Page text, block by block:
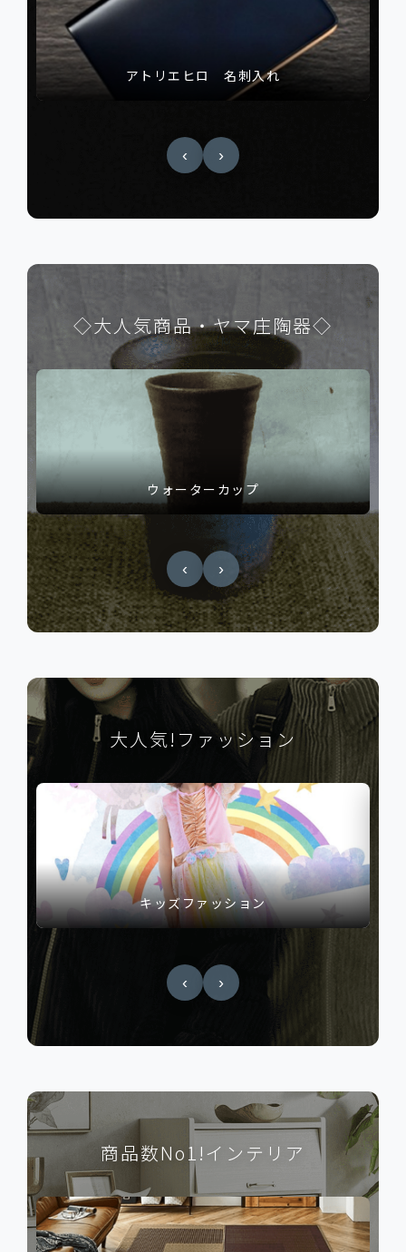
長財布
‹ ›
◇大人気商品・ヤマ庄陶器◇
ショートカップ
‹ ›
大人気!ファッション
ダウンジャケット
‹ ›
商品数No1!インテリア